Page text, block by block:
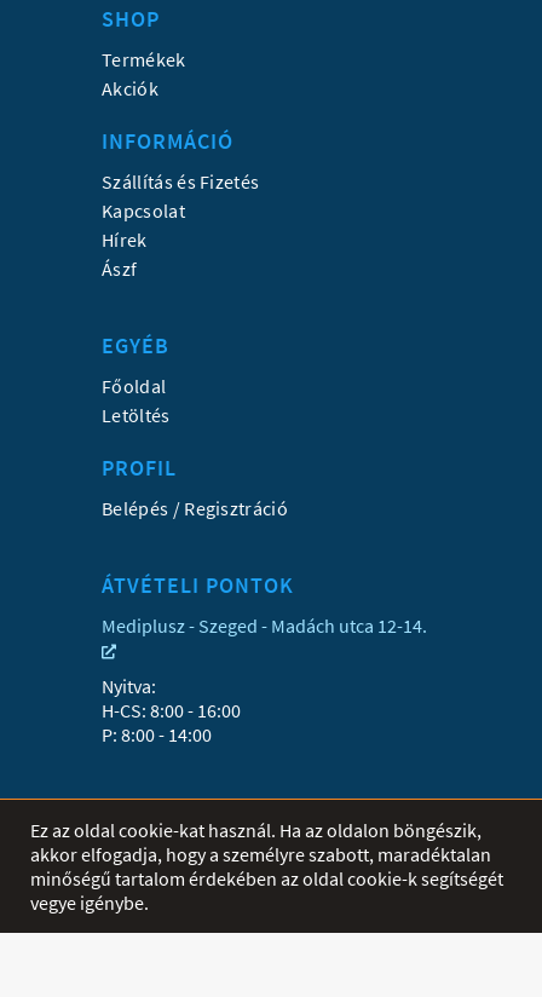
Ez az oldal cookie-kat használ. Ha az oldalon böngészik,
akkor elfogadja, hogy a személyre szabott, maradéktalan
minőségű tartalom érdekében az oldal cookie-k segítségét
vegye igénybe.
SHOP
Termékek
Akciók
INFORMÁCIÓ
Szállítás és Fizetés
Kapcsolat
Hírek
Ászf
EGYÉB
Főoldal
Letöltés
PROFIL
Belépés / Regisztráció
ÁTVÉTELI PONTOK
Mediplusz - Szeged - Madách utca 12-14.
Nyitva:
H-CS: 8:00 - 16:00
P: 8:00 - 14:00
E-mailben feltett kérdésekre igyekszünk
minél hamarabb válaszolni.
Telefon:06 30/842-5544